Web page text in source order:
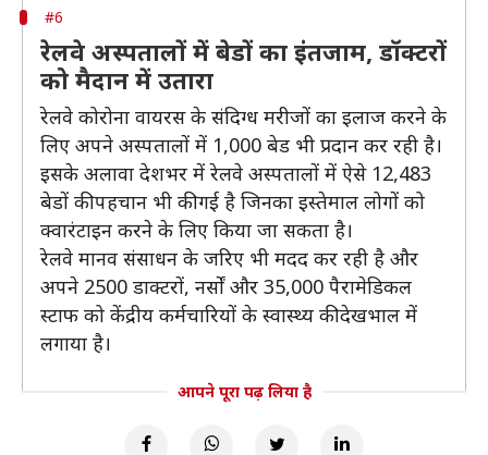
#6
रेलवे अस्पतालों में बेडों का इंतजाम, डॉक्टरों
को मैदान में उतारा
रेलवे कोरोना वायरस के संदिग्ध मरीजों का इलाज करने के
लिए अपने अस्पतालों में 1,000 बेड भी प्रदान कर रही है।
इसके अलावा देशभर में रेलवे अस्पतालों में ऐसे 12,483
बेडों की पहचान भी की गई है जिनका इस्तेमाल लोगों को
क्वारंटाइन करने के लिए किया जा सकता है।
रेलवे मानव संसाधन के जरिए भी मदद कर रही है और
अपने 2500 डाक्टरों, नर्सों और 35,000 पैरामेडिकल
स्‍टाफ को केंद्रीय कर्मचारियों के स्वास्थ्य की देखभाल में
लगाया है।
आपने पूरा पढ़ लिया है